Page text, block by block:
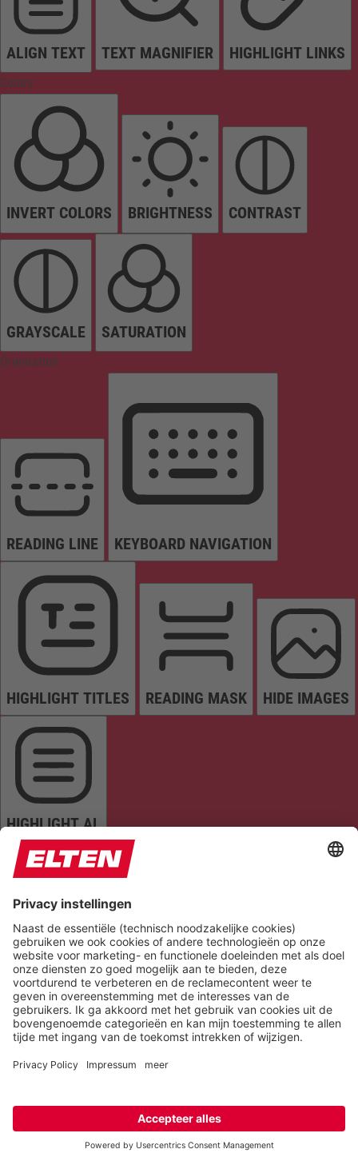
ALIGN TEXT TEXT MAGNIFIER HIGHLIGHT LINKS
Colors
INVERT COLORS BRIGHTNESS CONTRAST
GRAYSCALE SATURATION
Orientation
READING LINE KEYBOARD NAVIGATION
HIGHLIGHT TITLES READING MASK HIDE IMAGES
HIGHLIGHT AL
READ PAGE MUTE SOUNDS STOP ANIMATIONS
Reset Settings